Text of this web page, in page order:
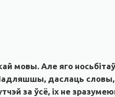
мовы. Але яго
даслаць словы,
за ўсё, іх не